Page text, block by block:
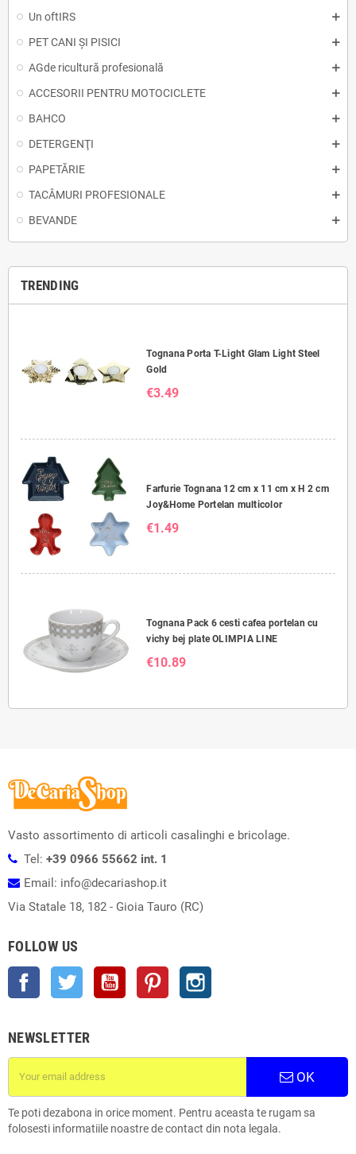
Un oftIRS
PET CANI ȘI PISICI
AGde ricultură profesională
ACCESORII PENTRU MOTOCICLETE
BAHCO
DETERGENŢI
PAPETĂRIE
TACÂMURI PROFESIONALE
BEVANDE
TRENDING
Tognana Porta T-Light Glam Light Steel
Gold
€3.49
Farfurie Tognana 12 cm x 11 cm x H 2 cm
Joy&Home Portelan multicolor
€1.49
Tognana Pack 6 cesti cafea portelan cu
vichy bej plate OLIMPIA LINE
€10.89
Vasto assortimento di articoli casalinghi e bricolage.
Tel: +39 0966 55662 int. 1
Email: info@decariashop.it
Via Statale 18, 182 - Gioia Tauro (RC)
FOLLOW US
Facebook Twitter YouTube Pinterest
NEWSLETTER
OK
Te poti dezabona in orice moment. Pentru aceasta te rugam sa
folosesti informatiile noastre de contact din nota legala.